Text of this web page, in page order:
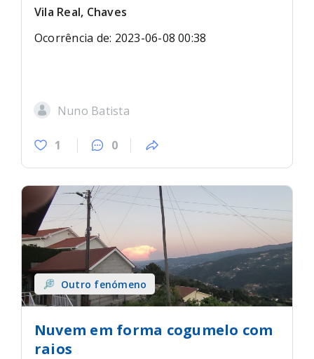
Vila Real, Chaves
Ocorrência de: 2023-06-08 00:38
Nuno Batista
1 0
Outro fenómeno
Nuvem em forma cogumelo com
raios